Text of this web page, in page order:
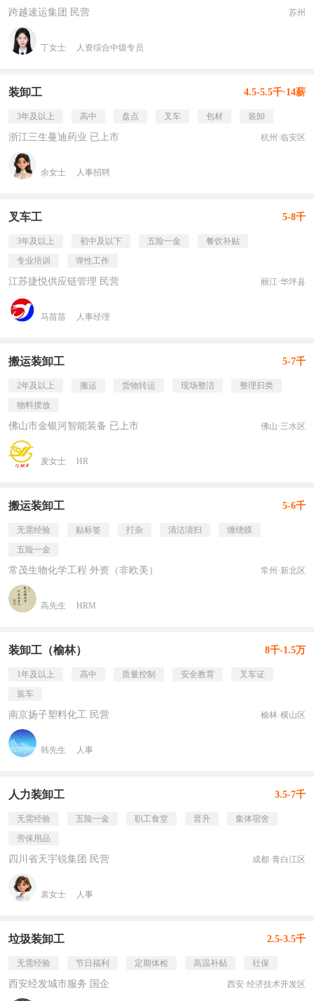
跨越速运集团 民营 苏州
丁女士 人资综合中级专员
装卸工 4.5-5.5千·14薪
3年及以上 高中 盘点 叉车 包材 装卸
浙江三生蔓迪药业 已上市 杭州·临安区
余女士 人事招聘
叉车工 5-8千
3年及以上 初中及以下 五险一金
餐饮补贴
专业培训
弹性工作
江苏捷悦供应链管理 民营 丽江·华坪县
马苗苗 人事经理
搬运装卸工 5-7千
2年及以上 搬运 货物转运 现场整洁
整理归类
物料摆放
佛山市金银河智能装备 已上市 佛山·三水区
麦女士 HR
搬运装卸工 5-6千
无需经验 贴标签 打杂 清洁清扫
缠绕膜
五险一金
常茂生物化学工程 外资（非欧美） 常州·新北区
高先生 HRM
装卸工（榆林） 8千-1.5万
1年及以上 高中 质量控制 安全教育
叉车证
装车
南京扬子塑料化工 民营 榆林·横山区
韩先生 人事
人力装卸工 3.5-7千
无需经验 五险一金 职工食堂 晋升
集体宿舍
劳保用品
四川省天宇锐集团 民营 成都·青白江区
袁女士 人事
垃圾装卸工 2.5-3.5千
无需经验 节日福利 定期体检 高温补贴 社保
西安经发城市服务 国企 西安·经济技术开发区